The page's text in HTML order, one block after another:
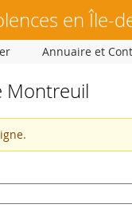
en Île-
Montreuil
Annuaire et